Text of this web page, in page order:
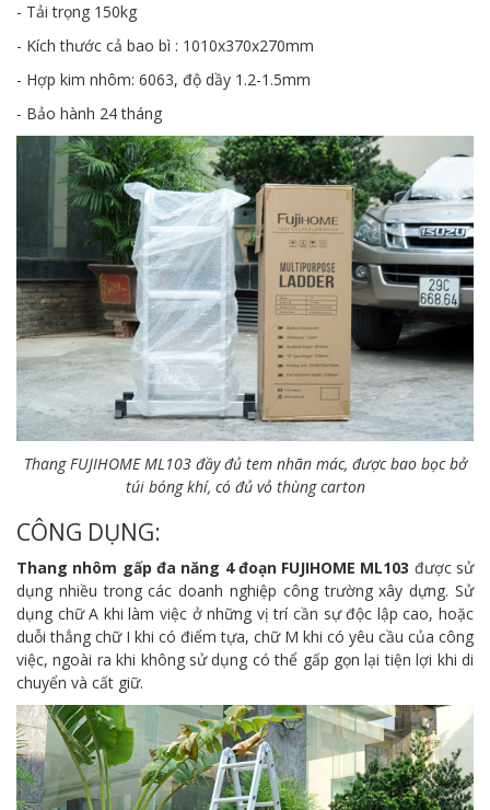
- Tải trọng 150kg
- Kích thước cả bao bì : 1010x370x270mm
- Hợp kim nhôm: 6063, độ dầy 1.2-1.5mm
- Bảo hành 24 tháng
Thang FUJIHOME ML103 đầy đủ tem nhãn mác, được bao bọc bở
túi bóng khí, có đủ vỏ thùng carton
CÔNG DỤNG:
Thang nhôm gấp đa năng 4 đoạn FUJIHOME ML103 được sử
dụng nhiều trong các doanh nghiệp công trường xây dựng. Sử
dụng chữ A khi làm việc ở những vị trí cần sự độc lập cao, hoặc
duỗi thẳng chữ I khi có điểm tựa, chữ M khi có yêu cầu của công
việc, ngoài ra khi không sử dụng có thể gấp gọn lại tiện lợi khi di
chuyển và cất giữ.